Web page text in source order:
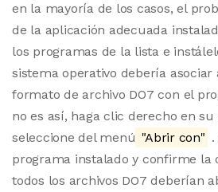
en la mayoría de los casos, el
de la aplicación adecuada
los programas de la lista e
sistema operativo debería
formato de archivo DO7 con el
no es así, haga clic derecho en su
seleccione del menú "Abrir con"
programa instalado y confirme la
todos los archivos DO7 deberían